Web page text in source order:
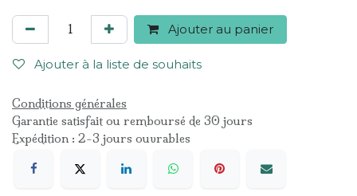
Ajouter au panier
Ajouter à la liste de souhaits
Conditions générales
Garantie satisfait ou remboursé de 30 jours
Expédition : 2-3 jours ouvrables